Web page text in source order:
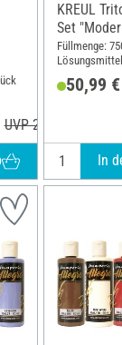
UVP 20,60 €
KREUL
Set
Füllmenge:
50,99 €
In